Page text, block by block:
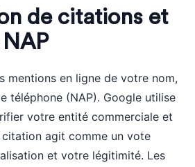
de citations et
mentions en ligne de votre nom,
téléphone (NAP). Google utilise
votre entité commerciale et
agit comme un vote
et votre légitimité. Les